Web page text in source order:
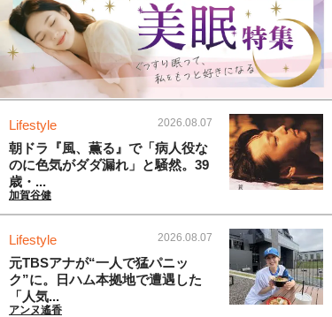
Lifestyle 2026.08.07
朝ドラ『風、薫る』で「病人役な
のに色気がダダ漏れ」と騒然。39
歳・...
加賀谷健
Lifestyle 2026.08.07
元TBSアナが“一人で猛パニッ
ク”に。日ハム本拠地で遭遇した
「人気...
アンヌ遙香